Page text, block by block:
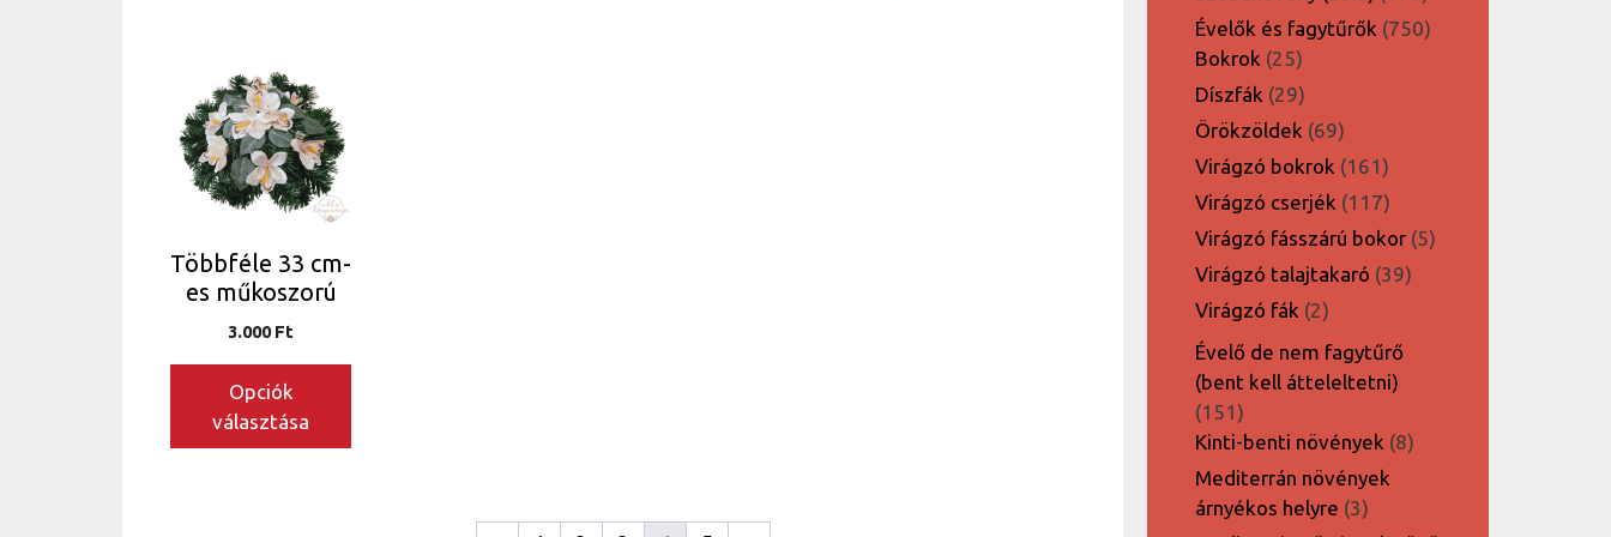
Többféle 33 cm-
es műkoszorú
3.000Ft
Opciók
választása
terméknek
több
variációja
változatok
termékoldalon
választhatók
termék
Évelők és fagytűrők 750750
Bokrok 2525
termék
Díszfák 2929
termék
Örökzöldek 6969
termék
Virágzó bokrok 161161
termék
Virágzó cserjék 117117
termék
Virágzó fásszárú bokor 55
Virágzó talajtakaró 3939
Virágzó fák 22
termék
Évelő de nem fagytűrő
(bent kell átteleltetni)
151151
termék
Kinti-benti növények 88
Mediterrán növények
árnyékos helyre 33